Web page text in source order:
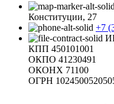
Конституции, 27
+7
КПП 450101001
ОКПО 41230491
ОКОНХ 71100
ОГРН